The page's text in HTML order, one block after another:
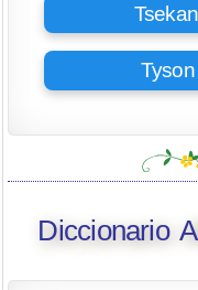
Tyson
Diccionario